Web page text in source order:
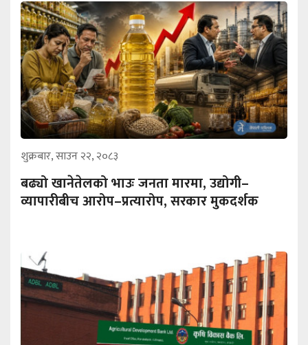
शुक्रबार, साउन २२, २०८३
बढ्यो खानेतेलको भाउः जनता मारमा, उद्योगी–
व्यापारीबीच आरोप–प्रत्यारोप, सरकार मुकदर्शक